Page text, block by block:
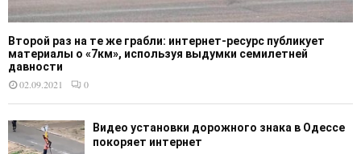
Второй раз на те же грабли: интернет-ресурс публикует
материалы о «7км», используя выдумки семилетней
давности
02.09.2021
0
Видео установки дорожного знака в Одессе
покоряет интернет